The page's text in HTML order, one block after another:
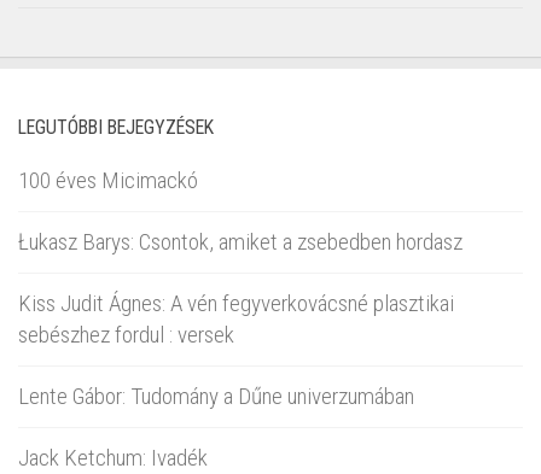
LEGUTÓBBI BEJEGYZÉSEK
100 éves Micimackó
Łukasz Barys: Csontok, amiket a zsebedben hordasz
Kiss Judit Ágnes: A vén fegyverkovácsné plasztikai
sebészhez fordul : versek
Lente Gábor: Tudomány a Dűne univerzumában
Jack Ketchum: Ivadék